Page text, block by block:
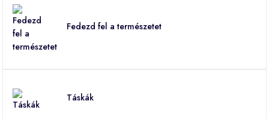
Fedezd fel a természetet
Táskák